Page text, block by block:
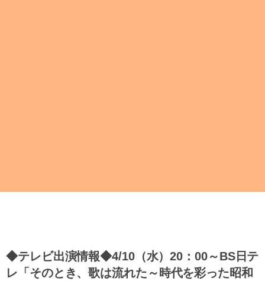
◆テレビ出演情報◆4/10（水）20：00～BS日テ
レ「そのとき、歌は流れた～時代を彩った昭和